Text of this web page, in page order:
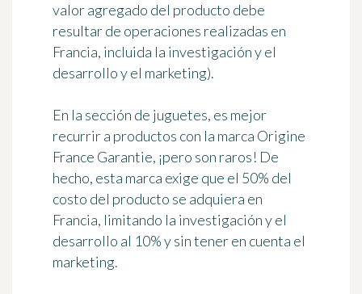
valor agregado del producto debe
resultar de operaciones realizadas en
Francia, incluida la investigación y el
desarrollo y el marketing).
En la sección de juguetes, es mejor
recurrir a productos con la marca Origine
France Garantie, ¡pero son raros! De
hecho, esta marca exige que el 50% del
costo del producto se adquiera en
Francia, limitando la investigación y el
desarrollo al 10% y sin tener en cuenta el
marketing.